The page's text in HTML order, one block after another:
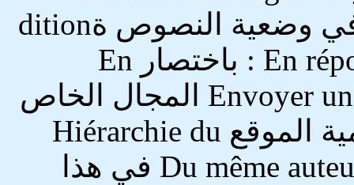
publiés dans les forums النشرة في وضعية النصوص ةdition
en mode texte de رداً على: En réponse à : باختصار En
résumé إرسال مشاركة Envoyer un message المجال الخاص
Espace privé المنتدى Forum هرمية الموقع Hiérarchie du
site يوم jours من نفس المؤلف Du même auteur في هذا